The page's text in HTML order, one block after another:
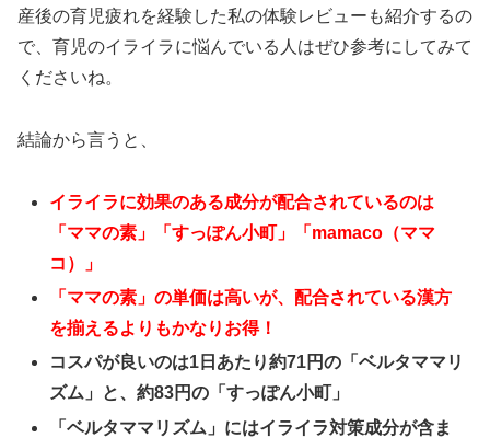
産後の育児疲れを経験した私の体験レビューも紹介するの
で、育児のイライラに悩んでいる人はぜひ参考にしてみて
くださいね。
結論から言うと、
イライラに効果のある成分が配合されているのは
「ママの素」「すっぽん小町」「mamaco（ママ
コ）」
「ママの素」の単価は高いが、配合されている漢方
を揃えるよりもかなりお得！
コスパが良いのは1日あたり約71円の「ベルタママリ
ズム」と、約83円の「すっぽん小町」
「ベルタママリズム」にはイライラ対策成分が含ま